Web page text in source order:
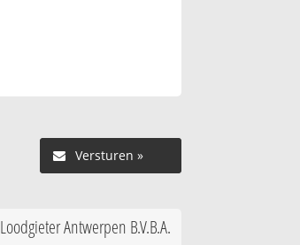
Versturen »
Loodgieter Antwerpen B.V.B.A.